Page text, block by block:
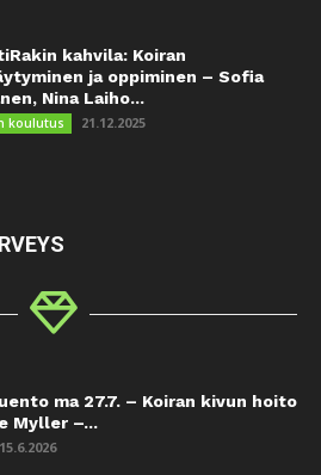
kahvila: Koiran
ja oppiminen – Sofia
Nina Laiho...
koulutus 21.12.2025
ma 27.7. – Koiran kivun hoito
Myller –...
15.6.2026